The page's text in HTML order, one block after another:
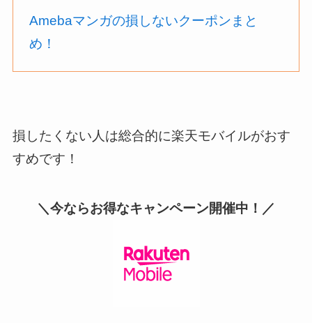
Amebaマンガの損しないクーポンまと
め！
損したくない人は総合的に楽天モバイルがおす
すめです！
＼今ならお得なキャンペーン開催中！／